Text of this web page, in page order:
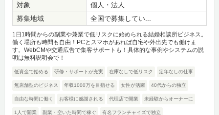
対象
個人・法人
募集地域
全国で募集してい...
1日1時間からの副業や兼業で低リスクに始められる結婚相談所ビジネス。
働く場所も時間も自由！PCとスマホがあれば自宅や外出先でも働けま
す。WebCMや交通広告で集客サポートも！具体的な事例やシステムの説
明は無料説明会で！
低資金で始める 研修・サポートが充実 在庫なしで低リスク 定年なしの仕事
無店舗型のビジネス 年収1000万を目指せる 女性が活躍 40代からの独立
自由な時間に働く お客様に感謝される 代理店で開業 未経験からオーナーに
1人で開業 副業・空いた時間で稼ぐ 有名フランチャイズで独立